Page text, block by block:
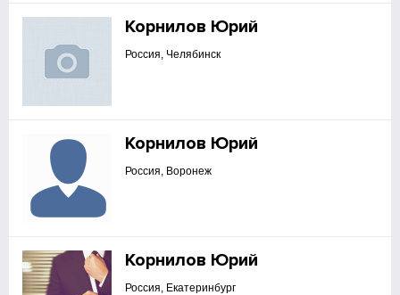
Корнилов Юрий
Россия, Челябинск
Корнилов Юрий
Россия, Воронеж
Корнилов Юрий
Россия, Екатеринбург